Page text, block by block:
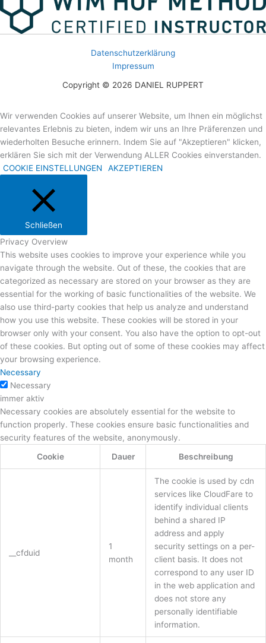
Datenschutzerklärung
Impressum
Copyright © 2026 DANIEL RUPPERT
Wir verwenden Cookies auf unserer Website, um Ihnen ein möglichst
relevantes Erlebnis zu bieten, indem wir uns an Ihre Präferenzen und
wiederholten Besuche erinnern. Indem Sie auf "Akzeptieren" klicken,
erklären Sie sich mit der Verwendung ALLER Cookies einverstanden.
COOKIE EINSTELLUNGEN
AKZEPTIEREN
Schließen
Privacy Overview
This website uses cookies to improve your experience while you
navigate through the website. Out of these, the cookies that are
categorized as necessary are stored on your browser as they are
essential for the working of basic functionalities of the website. We
also use third-party cookies that help us analyze and understand
how you use this website. These cookies will be stored in your
browser only with your consent. You also have the option to opt-out
of these cookies. But opting out of some of these cookies may affect
your browsing experience.
Necessary
Necessary
immer aktiv
Necessary cookies are absolutely essential for the website to
function properly. These cookies ensure basic functionalities and
security features of the website, anonymously.
Cookie
Dauer Beschreibung
__cfduid
1
month
The cookie is used by cdn
services like CloudFare to
identify individual clients
behind a shared IP
address and apply
security settings on a per-
client basis. It does not
correspond to any user ID
in the web application and
does not store any
personally identifiable
information.